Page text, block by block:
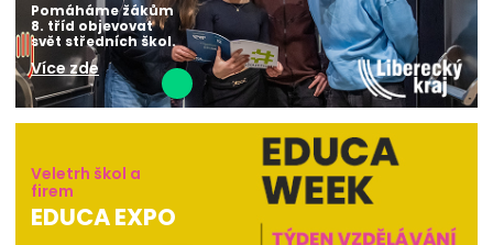
Pomáháme žákům
8. tříd objevovat
svět středních škol.
Více zde
Veletrh škol a
firem
EDUCA EXPO